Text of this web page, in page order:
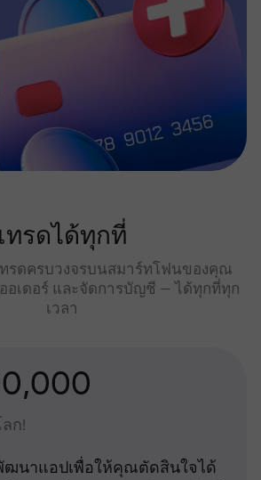
เทรดได้ทุกที่
รดครบวงจรบนสมาร์ทโฟนของคุณ
อเดอร์ และจัดการบัญชี — ได้ทุกที่ทุก
เวลา
ก!
ฒนาแอปเพื่อให้คุณตัดสินใจได้